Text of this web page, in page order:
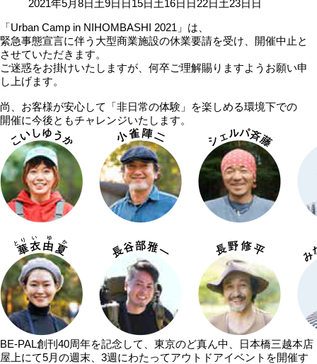
2021年5⽉8⽇土9日 日15日土16日 日22日土23日 日
「Urban Camp in NIHOMBASHI 2021」は、
緊急事態宣言に伴う大型商業施設の休業要請を受け、開催中止と
させていただきます。
ご迷惑をお掛けいたしますが、何卒ご理解賜りますようお願い申
し上げます。
尚、お客様が安心して「非日常の体験」を楽しめる環境下での
開催に今後ともチャレンジいたします。
BE-PAL創刊40周年を記念して、東京のど真ん中、
⽇本橋三越本店
屋上にて5⽉の週末、3週にわたってアウトドアイベントを開催す